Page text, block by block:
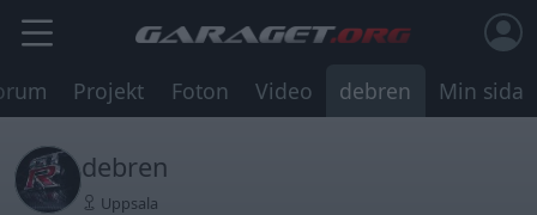
Projekt Foton Video debren Min sida
debren
Uppsala